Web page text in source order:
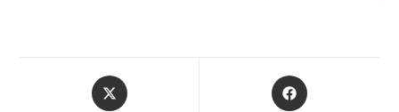
Opens
in
Opens
in